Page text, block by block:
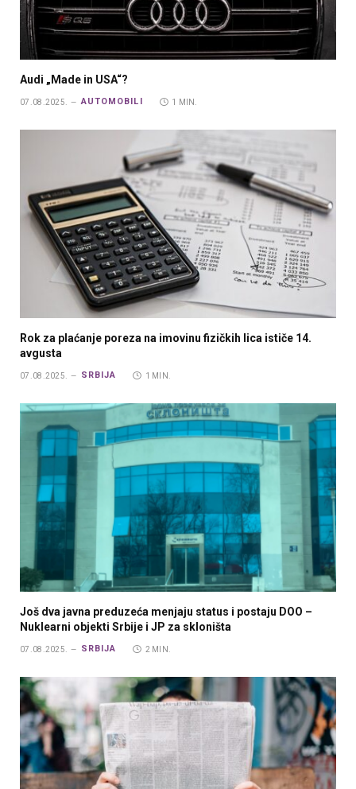
Audi „Made in USA“?
07.08.2025. AUTOMOBILI 1 MIN.
Rok za plaćanje poreza na imovinu fizičkih lica ističe 14.
avgusta
07.08.2025. SRBIJA 1 MIN.
Još dva javna preduzeća menjaju status i postaju DOO –
Nuklearni objekti Srbije i JP za skloništa
07.08.2025. SRBIJA 2 MIN.